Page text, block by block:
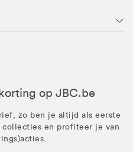
op JBC.be
zo ben je altijd als eerste
en profiteer je van